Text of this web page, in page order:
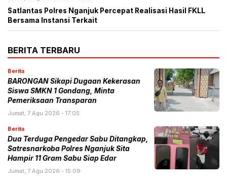
Satlantas Polres Nganjuk Percepat Realisasi Hasil FKLL
Bersama Instansi Terkait
BERITA TERBARU
Berita
BARONGAN Sikapi Dugaan Kekerasan
Siswa SMKN 1 Gondang, Minta
Pemeriksaan Transparan
Jumat, 7 Agu 2026 - 17:05
Berita
Dua Terduga Pengedar Sabu Ditangkap,
Satresnarkoba Polres Nganjuk Sita
Hampir 11 Gram Sabu Siap Edar
Jumat, 7 Agu 2026 - 15:09